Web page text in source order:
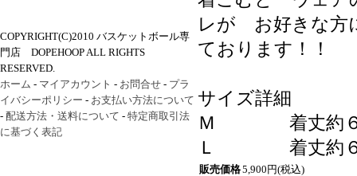
レが お好きな
ております！！
サイズ詳細
Ｍ 着丈約６７
Ｌ 着丈約６９
販売価格5,900円(税込)
COPYRIGHT(C)2010 バスケットボール専
門店 DOPEHOOP ALL RIGHTS
RESERVED.
ホーム - マイアカウント - お問合せ - プラ
イバシーポリシー - お支払い方法について
- 配送方法・送料について - 特定商取引法
に基づく表記